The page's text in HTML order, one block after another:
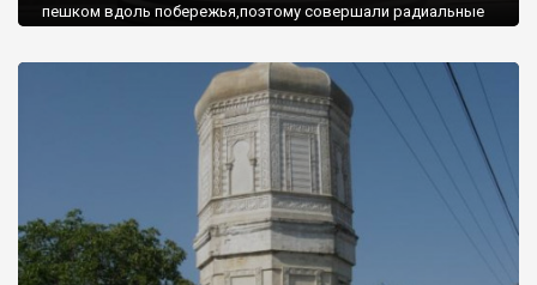
пешком вдоль побережья,поэтому совершали радиальные